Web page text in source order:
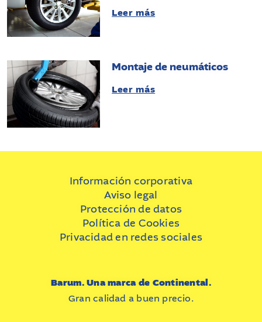
Leer más
Montaje de neumáticos
Leer más
Información corporativa
Aviso legal
Protección de datos
Política de Cookies
Privacidad en redes sociales
Barum. Una marca de Continental.
Gran calidad a buen precio.